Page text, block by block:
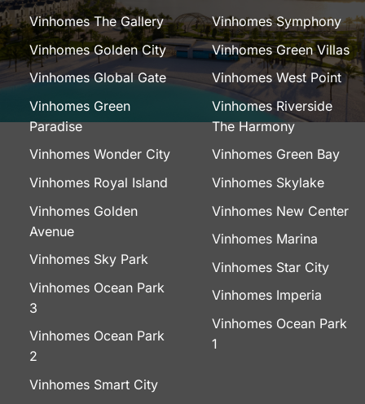
Vinhomes The Gallery
Vinhomes Golden City
Vinhomes Global Gate
Vinhomes Green
Paradise
Vinhomes Wonder City
Vinhomes Royal Island
Vinhomes Golden
Avenue
Vinhomes Sky Park
Vinhomes Ocean Park
3
Vinhomes Ocean Park
2
Vinhomes Smart City
Vinhomes Symphony
Vinhomes Green Villas
Vinhomes West Point
Vinhomes Riverside
The Harmony
Vinhomes Green Bay
Vinhomes Skylake
Vinhomes New Center
Vinhomes Marina
Vinhomes Star City
Vinhomes Imperia
Vinhomes Ocean Park
1